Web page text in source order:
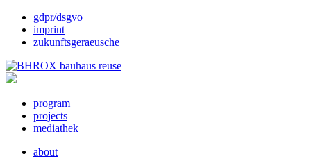
gdpr/dsgvo
imprint
zukunftsgeraeusche
program
projects
mediathek
about